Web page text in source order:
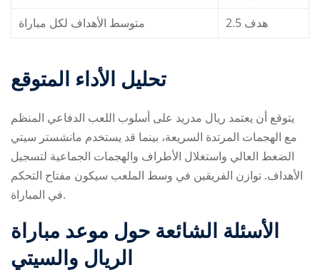
متوسط الأهداف لكل مباراة
2.5 هدف
تحليل الأداء المتوقع
يتوقع أن يعتمد ريال مدريد على أسلوب اللعب الدفاعي المنظم
مع الهجمات المرتدة السريعة، بينما قد يستخدم مانشستر سيتي
الضغط العالي واستغلال الأطراف والهجمات الجماعية لتسجيل
الأهداف. توازن الفريقين في وسط الملعب سيكون مفتاح التحكم
في المباراة.
الأسئلة الشائعة حول موعد مباراة
الريال والسيتي